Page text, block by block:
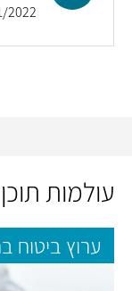
| 14:20
עולמות
ערוץ ביטוח